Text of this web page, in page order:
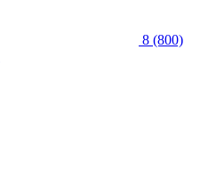
8 (800)